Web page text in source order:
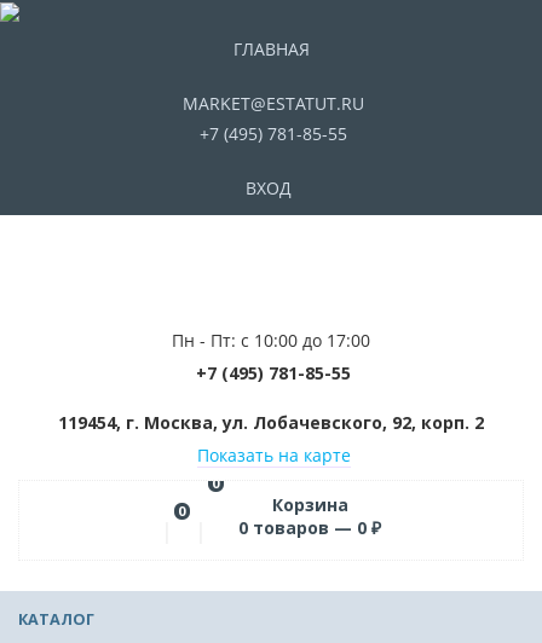
ГЛАВНАЯ
MARKET@ESTATUT.RU
+7 (495) 781-85-55
ВХОД
Пн - Пт: с 10:00 до 17:00
+7 (495) 781-85-55
119454, г. Москва, ул. Лобачевского, 92, корп. 2
Показать на карте
0
0
Корзина
0 товаров — 0 ₽
КАТАЛОГ